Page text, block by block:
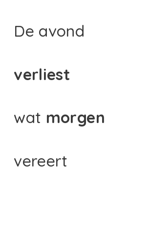
De avond
verliest
wat morgen
vereert